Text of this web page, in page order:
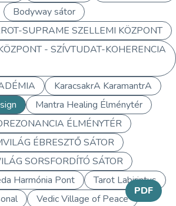
Bodyway sátor
SUPRAME SZELLEMI KÖZPONT
- SZÍVTUDAT-KOHERENCIA
KaracsakrA KaramantrA
Mantra Healing Élménytér
ÉLMÉNYTÉR
ÉBRESZTŐ SÁTOR
SORSFORDÍTÓ SÁTOR
Harmónia Pont
Tarot Labirintus
Vedic Village of Peace
PDF